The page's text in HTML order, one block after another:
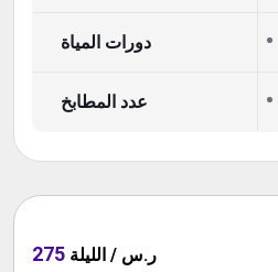
دورات المياة
عدد المطابخ
275 ر.س / الليلة